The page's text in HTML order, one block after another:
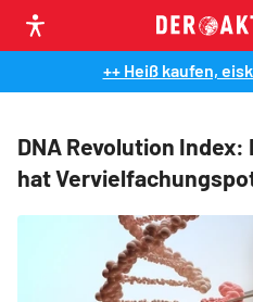
++ Heiß kaufen,
DNA Revolution
hat